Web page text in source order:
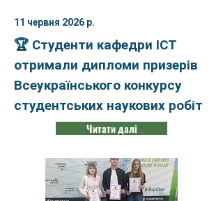
11 червня 2026 р.
🏆 Студенти кафедри ІСТ
отримали дипломи призерів
Всеукраїнського конкурсу
студентських наукових робіт
Читати далі